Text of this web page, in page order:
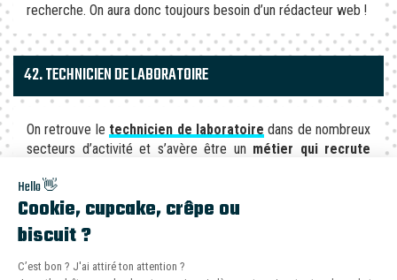
recherche. On aura donc toujours besoin d’un rédacteur web !
42. TECHNICIEN DE LABORATOIRE
On retrouve le technicien de laboratoire dans de nombreux
secteurs d’activité et s’avère être un métier qui recrute
analyses (biologiques, de matériaux et autres) dont il
interprète les résultats, fabriquer des médicaments ou des
produits de beauté dont il contrôle ensuite la conformité
avant leur mise sur le marché. Son rôle est donc primordial.
Le bilan Même Pas Cap! est-il fait pour moi ?
Hello 👋
Cookie, cupcake, crêpe ou
biscuit ?
C’est bon ? J'ai attiré ton attention ?